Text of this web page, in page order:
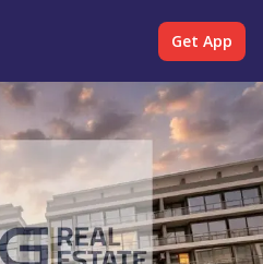
Get App